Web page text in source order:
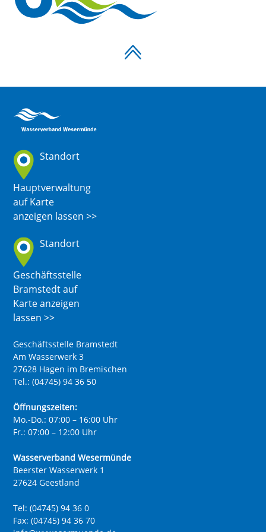
Standort
Hauptverwaltung
auf Karte
anzeigen lassen >>
Standort
Geschäftsstelle
Bramstedt auf
Karte anzeigen
lassen >>
Geschäftsstelle Bramstedt
Am Wasserwerk 3
27628 Hagen im Bremischen
Tel.: (04745) 94 36 50
Öffnungszeiten:
Mo.-Do.: 07:00 – 16:00 Uhr
Fr.: 07:00 – 12:00 Uhr
Wasserverband Wesermünde
Beerster Wasserwerk 1
27624 Geestland
Tel: (04745) 94 36 0
Fax: (04745) 94 36 70